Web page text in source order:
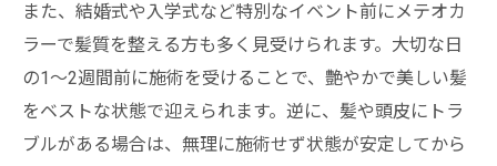
また、結婚式や入学式など特別なイベント前にメテオカ
ラーで髪質を整える方も多く見受けられます。大切な日
の1〜2週間前に施術を受けることで、艶やかで美しい髪
をベストな状態で迎えられます。逆に、髪や頭皮にトラ
ブルがある場合は、無理に施術せず状態が安定してから